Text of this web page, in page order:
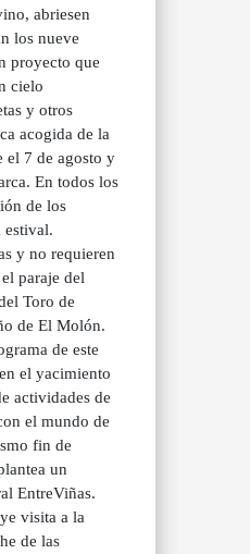
abriesen
los nueve
proyecto que
cielo
y otros
acogida de la
el 7 de agosto y
En todos los
de los
estival.
y no requieren
paraje del
Toro de
de El Molón.
de este
el yacimiento
actividades de
el mundo de
fin de
un
EntreViñas.
visita a la
de las